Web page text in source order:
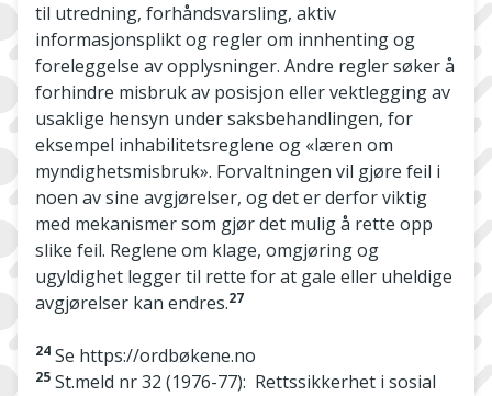
til utredning, forhåndsvarsling, aktiv
informasjonsplikt og regler om innhenting og
foreleggelse av opplysninger. Andre regler søker å
forhindre misbruk av posisjon eller vektlegging av
usaklige hensyn under saksbehandlingen, for
eksempel inhabilitetsreglene og «læren om
myndighetsmisbruk». Forvaltningen vil gjøre feil i
noen av sine avgjørelser, og det er derfor viktig
med mekanismer som gjør det mulig å rette opp
slike feil. Reglene om klage, omgjøring og
ugyldighet legger til rette for at gale eller uheldige
avgjørelser kan endres.27
24 Se https://ordbøkene.no
25 St.meld nr 32 (1976-77): Rettssikkerhet i sosial